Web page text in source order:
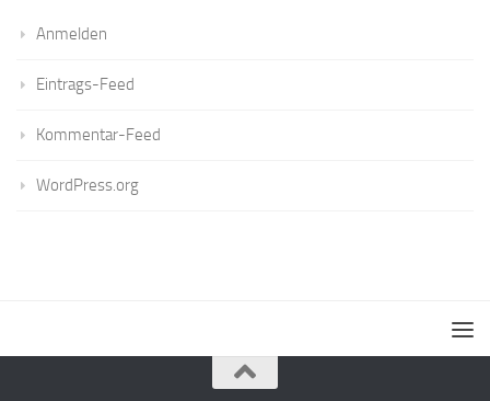
Anmelden
Eintrags-Feed
Kommentar-Feed
WordPress.org